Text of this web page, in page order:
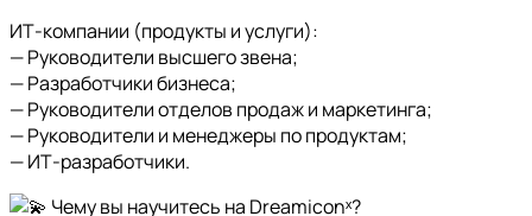
ИТ-компании (продукты и услуги):
— Руководители высшего звена;
— Разработчики бизнеса;
— Руководители отделов продаж и маркетинга;
— Руководители и менеджеры по продуктам;
— ИТ-разработчики.
Чему вы научитесь на Dreamiconˣ?